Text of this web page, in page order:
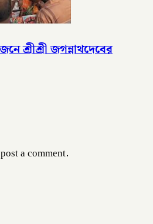
শ্রীশ্রী জগন্নাথদেবের
a comment.